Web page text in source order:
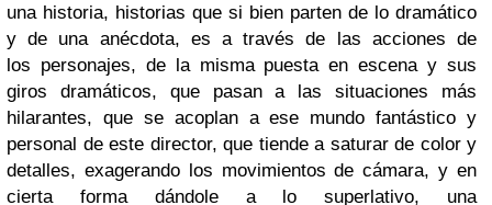
una historia, historias que si bien parten de lo dramático
y de una anécdota, es a través de las acciones de
los personajes, de la misma puesta en escena y sus
giros dramáticos, que pasan a las situaciones más
hilarantes, que se acoplan a ese mundo fantástico y
personal de este director, que tiende a saturar de color y
detalles, exagerando los movimientos de cámara, y en
cierta forma dándole a lo superlativo, una